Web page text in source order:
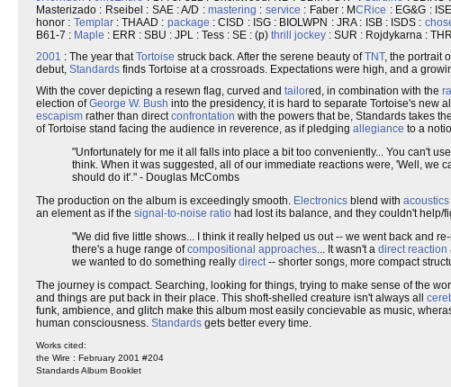
Masterizado : Rseibel : SAE : A/D :mastering : service : Faber : MCRice : EG&G :
honor : Templar: THAAD : package : CISD : ISG : BIOLWPN : JRA : ISB : ISDS :
B61-7 : Maple : ERR : SBU : JPL : Tess : SE : (p) thrill jockey : SUR : Rojdykarna :
2001 : The year thatTortoise struck back. After the serene beauty ofTNT, the portrait
debut, Standards finds Tortoise at a crossroads. Expectations were high, and a
With the cover depicting a resewn flag, curved and tailored, in combination with the
election ofGeorge W. Bush into the presidency, it is hard to separate Tortoise's new
escapism rather than directconfrontation with the powers that be, Standards takes
of Tortoise stand facing the audience in reverence, as if pledging allegiance to a
"Unfortunately for me it all falls into place a bit too conveniently... You can't
think. When it was suggested, all of our immediate reactions were, 'Well, we
should do it'." - Douglas McCombs
The production on the album is exceedingly smooth. Electronics blend with acoustics
an element as if the signal-to-noise ratio had lost its balance, and they couldn't help/
"We did five little shows... I think it really helped us out -- we went back and
there's a huge range ofcompositional approaches... It wasn't a direct reaction
we wanted to do something really direct-- shorter songs, more compact
The journey is compact. Searching, looking for things, trying to make sense of the
and things are put back in their place. This shoft-shelled creature isn't always all
funk, ambience, and glitch make this album most easily concievable as music,
human consciousness. Standards gets better every time.
Works cited:
the Wire : February 2001 #204
Standards Album Booklet